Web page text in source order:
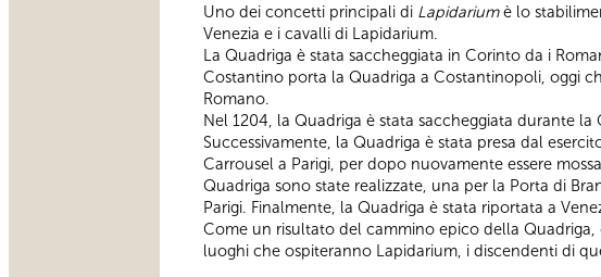
Uno dei concetti principali di Lapidariumè lo
Venezia e i cavalli di Lapidarium.
La Quadriga è stata saccheggiata in Corinto da i
Costantino porta la Quadriga a Costantinopoli, oggi
Romano.
Nel 1204, la Quadriga è stata saccheggiata durante
Successivamente, la Quadriga è stata presa dal
Carrousel a Parigi, per dopo nuovamente essere
Quadriga sono state realizzate, una per la Porta di
Parigi. Finalmente, la Quadriga è stata riportata a
Come un risultato del cammino epico della
luoghi che ospiteranno Lapidarium, i discendenti di